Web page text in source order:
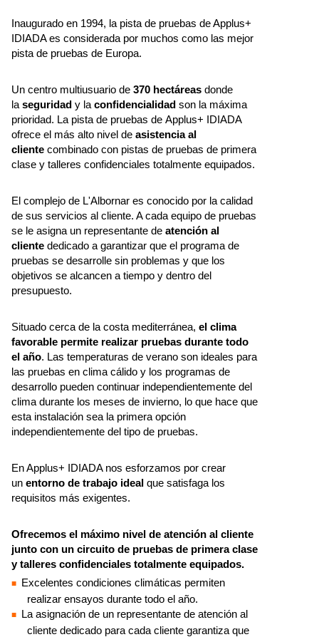
Inaugurado en 1994, la pista de pruebas de Applus+
IDIADA es considerada por muchos como las mejor
pista de pruebas de Europa.
Un centro multiusuario de 370 hectáreas donde
la seguridad y la confidencialidad son la máxima
prioridad. La pista de pruebas de Applus+ IDIADA
ofrece el más alto nivel de asistencia al
cliente combinado con pistas de pruebas de primera
clase y talleres confidenciales totalmente equipados.
El complejo de L'Albornar es conocido por la calidad
de sus servicios al cliente. A cada equipo de pruebas
se le asigna un representante de atención al
cliente dedicado a garantizar que el programa de
pruebas se desarrolle sin problemas y que los
objetivos se alcancen a tiempo y dentro del
presupuesto.
Situado cerca de la costa mediterránea, el clima
favorable permite realizar pruebas durante todo
el año. Las temperaturas de verano son ideales para
las pruebas en clima cálido y los programas de
desarrollo pueden continuar independientemente del
clima durante los meses de invierno, lo que hace que
esta instalación sea la primera opción
independientemente del tipo de pruebas.
En Applus+ IDIADA nos esforzamos por crear
un entorno de trabajo ideal que satisfaga los
requisitos más exigentes.
Ofrecemos el máximo nivel de atención al cliente
junto con un circuito de pruebas de primera clase
y talleres confidenciales totalmente equipados.
Excelentes condiciones climáticas permiten
realizar ensayos durante todo el año.
La asignación de un representante de atención al
cliente dedicado para cada cliente garantiza que